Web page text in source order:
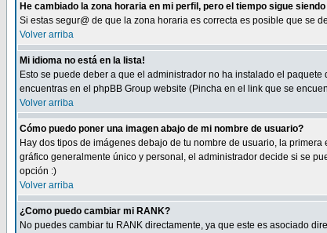
He cambiado la zona horaria en mi perfil, pero el tiempo sigue
Si estas segur@ de que la zona horaria es correcta es posible que se
Volver arriba
Mi idioma no está en la lista!
Esto se puede deber a que el administrador no ha instalado el
encuentras en el phpBB Group website (Pincha en el link que se
Volver arriba
Cómo puedo poner una imagen abajo de mi nombre de usuario?
Hay dos tipos de imágenes debajo de tu nombre de usuario, la
gráfico generalmente único y personal, el administrador decide si se
opción :)
Volver arriba
¿Como puedo cambiar mi RANK?
No puedes cambiar tu RANK directamente, ya que este es asociado